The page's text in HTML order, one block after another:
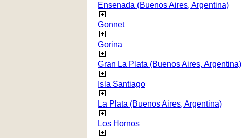
Ensenada (Buenos Aires, Argentina)
Gonnet
Gorina
Gran La Plata (Buenos Aires, Argentina)
Isla Santiago
La Plata (Buenos Aires, Argentina)
Los Hornos